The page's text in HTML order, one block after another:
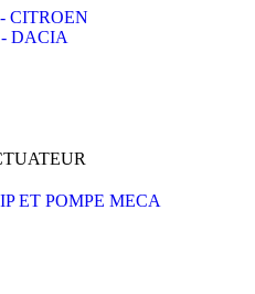
CITROEN
DACIA
ET POMPE MECA